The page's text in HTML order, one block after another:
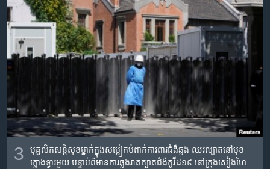
3
បុគ្គលិក​សន្តិសុខ​ម្នាក់​ក្នុង​សម្លៀកបំពាក់​ការពារ​​ជំងឺ​ឆ្លង​ ឈរ​ល្បាត​នៅ​មុខ​
ក្លោងទ្វារ​មួយ បន្ទាប់​ពី​មាន​ការ​ឆ្លង​រាតត្បាត​ជំងឺ​កូវីដ១៩ នៅ​ក្រុង​សៀងហៃ